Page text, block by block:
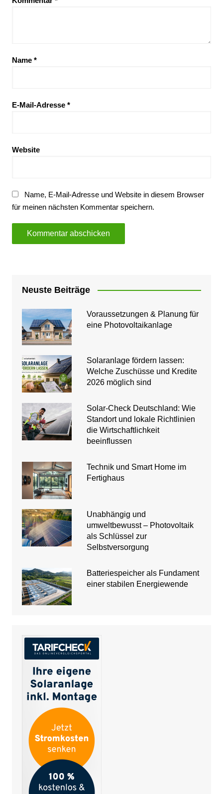
Name *
E-Mail-Adresse *
Website
Name, E-Mail-Adresse und Website in diesem Browser
für meinen nächsten Kommentar speichern.
Neuste Beiträge
Voraussetzungen & Planung für
eine Photovoltaikanlage
Solaranlage fördern lassen:
Welche Zuschüsse und Kredite
2026 möglich sind
Solar-Check Deutschland: Wie
Standort und lokale Richtlinien
die Wirtschaftlichkeit
beeinflussen
Technik und Smart Home im
Fertighaus
Unabhängig und
umweltbewusst – Photovoltaik
als Schlüssel zur
Selbstversorgung
Batteriespeicher als Fundament
einer stabilen Energiewende